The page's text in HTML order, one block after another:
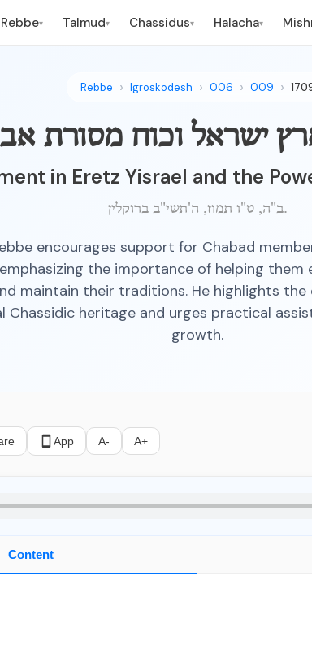
Rebbe▾ Talmud▾ Chassidus▾ Halacha▾
Rebbe Igroskodesh 006 009
ישראל וכוח מסורת
in Eretz Yisrael and the
ב"ה, ט"ו תמוז, ה'תשי"ב ברוקלין.
encourages support for Chabad
the importance of helping
maintain their traditions. He highlights
Chassidic heritage and urges practical
growth.
App A- A+
Content